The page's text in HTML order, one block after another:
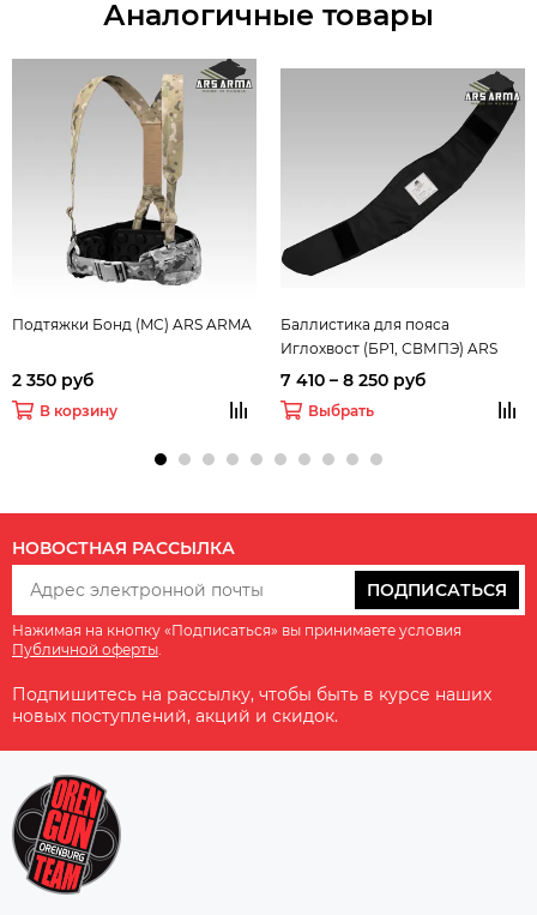
Аналогичные товары
Подтяжки Бонд (MC) ARS ARMA
2 350 руб
В корзину
Баллистика для пояса
Иглохвост (БР1, СВМПЭ) ARS
ARMA
7 410 – 8 250 руб
Выбрать
НОВОСТНАЯ РАССЫЛКА
ПОДПИСАТЬСЯ
Нажимая на кнопку «Подписаться» вы принимаете условия
Публичной оферты
Подпишитесь на рассылку, чтобы быть в курсе наших
новых поступлений, акций и скидок.